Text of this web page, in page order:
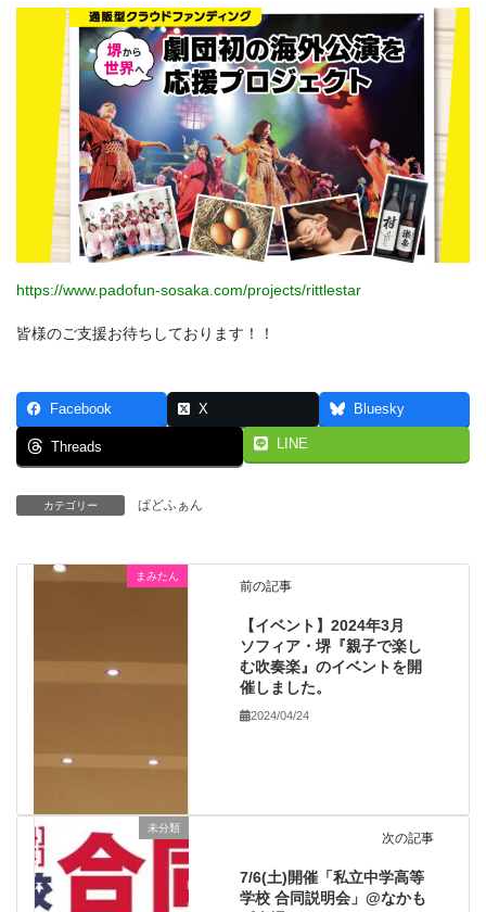
https://www.padofun-sosaka.com/projects/rittlestar
皆様のご支援お待ちしております！！
Facebook X Bluesky
Threads LINE
カテゴリー ぱどふぁん
まみたん
前の記事
【イベント】2024年3月
ソフィア・堺『親子で楽し
む吹奏楽』のイベントを開
催しました。
2024/04/24
未分類
次の記事
7/6(土)開催「私立中学高等
学校 合同説明会」@なかも